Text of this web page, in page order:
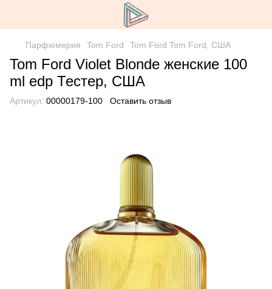
Парфюмерия Tom Ford Tom Ford Tom Ford, США
Tom Ford Violet Blonde женские 100
ml edp Тестер, США
Артикул: 00000179-100 Оставить отзыв